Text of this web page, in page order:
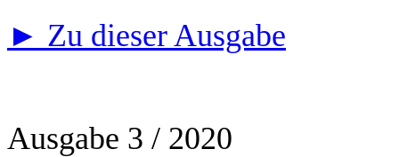
► Zu dieser Ausgabe
Ausgabe 3 / 2020